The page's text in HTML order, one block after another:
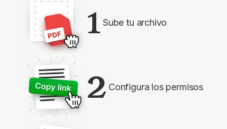
1 Sube tu archivo
2 Configura los permisos